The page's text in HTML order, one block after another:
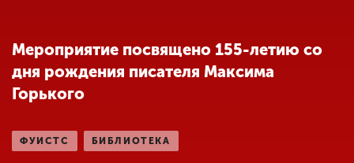
Другие виды
деятельности
Студенческая жизнь
Мероприятие посвящено 155-летию со
дня рождения писателя Максима
Горького
ФУИСТС БИБЛИОТЕКА